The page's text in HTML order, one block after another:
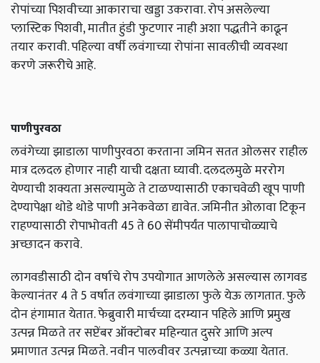
रोपांच्या पिशवीच्या आकाराचा खड्डा उकरावा. रोप असलेल्या
प्लास्टिक पिशवी,मातीत हुंडी फुटणार नाही अशा पद्धतीने काढून
तयार करावी. पहिल्या वर्षी लवंगाच्या रोपांना सावलीची व्यवस्था
करणे जरूरीचे आहे.
पाणीपुरवठा
लवंगेच्या झाडाला पाणीपुरवठा करताना जमिन सतत ओलसर राहील
मात्र दलदल होणार नाही याची दक्षता घ्यावी. दलदलमुळे मररोग
येण्याची शक्यता असल्यामुळे ते टाळण्यासाठी एकाचवेळी खूप पाणी
देण्यापेक्षा थोडे थोडे पाणी अनेकवेळा द्यावेत. जमिनीत ओलावा टिकून
राहण्यासाठी रोपाभोवती 45ते60सेंमीपर्यंत पालापाचोळ्याचे
अच्छादन करावे.
लागवडीसाठी दोन वर्षाचे रोप उपयोगात आणलेले असल्यास लागवड
केल्यानंतर 4ते5वर्षात लवंगाच्या झाडाला फुले येऊ लागतात. फुले
दोन हंगामात येतात. फेब्रुवारी मार्चच्या दरम्यान पहिले आणि प्रमुख
उत्पन्न मिळते तर सप्टेंबर ऑक्टोबर महिन्यात दुसरे आणि अल्प
प्रमाणात उत्पन्न मिळते. नवीन पालवीवर उत्पन्नाच्या कळ्या येतात.